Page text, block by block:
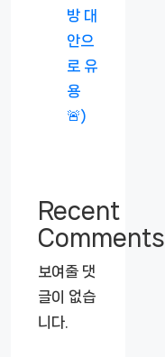
방 대
안으
로 유
용
🚨)
Recent
Comments
보여줄 댓
글이 없습
니다.